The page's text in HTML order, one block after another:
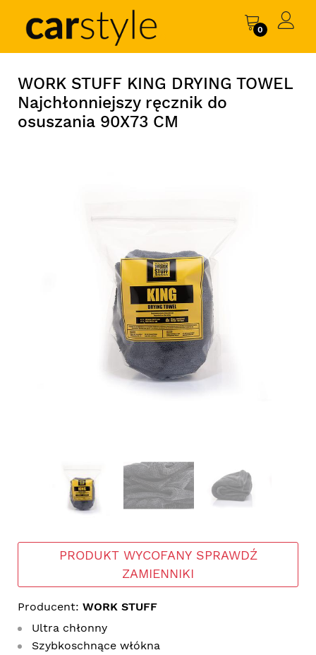
0
WORK STUFF KING DRYING TOWEL
Najchłonniejszy ręcznik do
osuszania 90X73 CM
PRODUKT WYCOFANY SPRAWDŹ
ZAMIENNIKI
Producent: WORK STUFF
Ultra chłonny
Szybkoschnące włókna